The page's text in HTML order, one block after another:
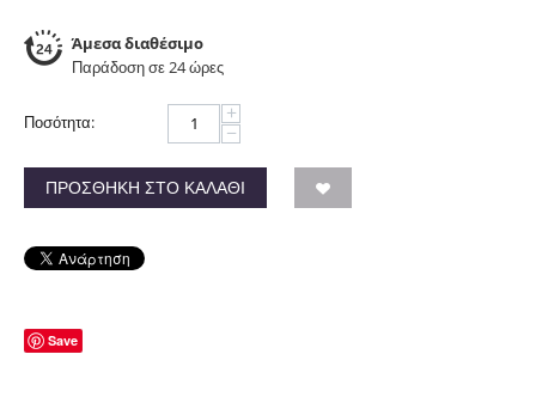
Άμεσα διαθέσιμο
Παράδοση σε 24 ώρες
Ποσότητα: +
−
ΠΡΟΣΘΉΚΗ ΣΤΟ ΚΑΛΆΘΙ
Save